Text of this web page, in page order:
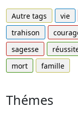
Autre tags vie
trahison
sagesse
mort
famille
Thémes